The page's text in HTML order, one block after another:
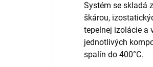
Systém se skladá
škárou,
tepelnej izolácie a
jednotlivých
spalín do 400°C.